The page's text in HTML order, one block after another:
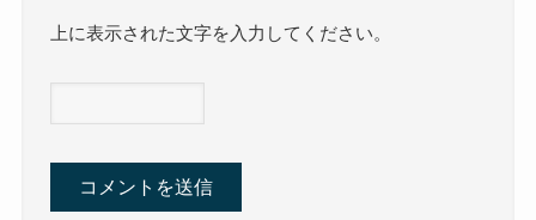
上に表示された文字を入力してください。